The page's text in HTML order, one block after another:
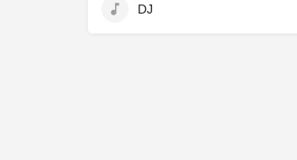
Idstein, Deutschland
DJ